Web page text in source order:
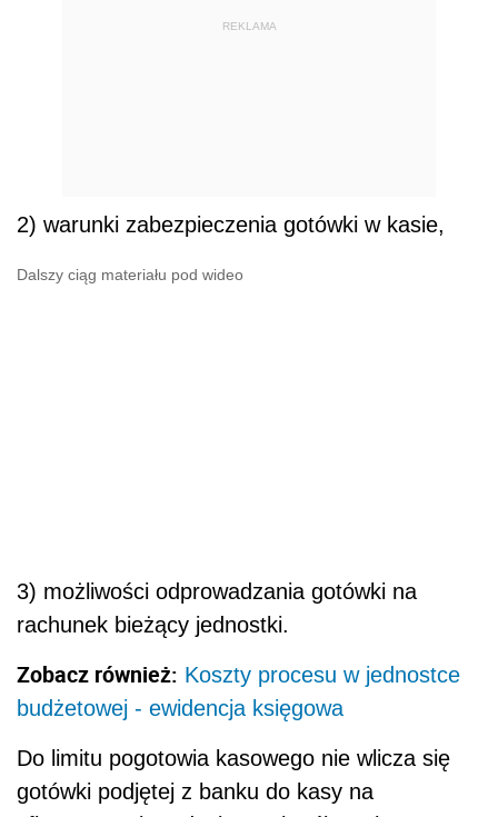
REKLAMA
2) warunki zabezpieczenia gotówki w kasie,
Dalszy ciąg materiału pod wideo
3) możliwości odprowadzania gotówki na
rachunek bieżący jednostki.
Zobacz również: Koszty procesu w jednostce
budżetowej - ewidencja księgowa
Do limitu pogotowia kasowego nie wlicza się
gotówki podjętej z banku do kasy na